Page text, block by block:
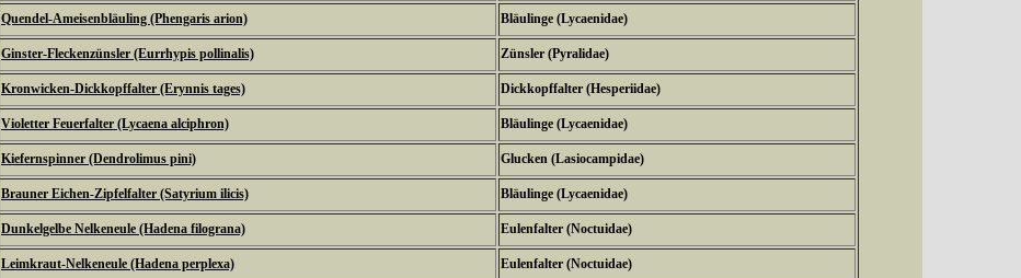
Quendel-Ameisenbläuling (Phengaris arion) Bläulinge (Lycaenidae)
Ginster-Fleckenzünsler (Eurrhypis pollinalis) Zünsler (Pyralidae)
Kronwicken-Dickkopffalter (Erynnis tages) Dickkopffalter (Hesperiidae)
Violetter Feuerfalter (Lycaena alciphron) Bläulinge (Lycaenidae)
Kiefernspinner (Dendrolimus pini) Glucken (Lasiocampidae)
Brauner Eichen-Zipfelfalter (Satyrium ilicis) Bläulinge (Lycaenidae)
Dunkelgelbe Nelkeneule (Hadena filograna) Eulenfalter (Noctuidae)
Leimkraut-Nelkeneule (Hadena perplexa) Eulenfalter (Noctuidae)